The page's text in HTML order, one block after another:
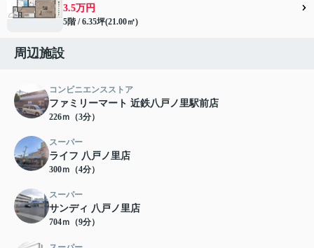
3.5万円
5階 / 6.35坪(21.00㎡)
周辺施設
コンビニエンスストア
ファミリーマート 近鉄八戸ノ里駅前店
226ｍ（3分）
スーパー
ライフ 八戸ノ里店
300ｍ（4分）
スーパー
サンディ 八戸ノ里店
704ｍ（9分）